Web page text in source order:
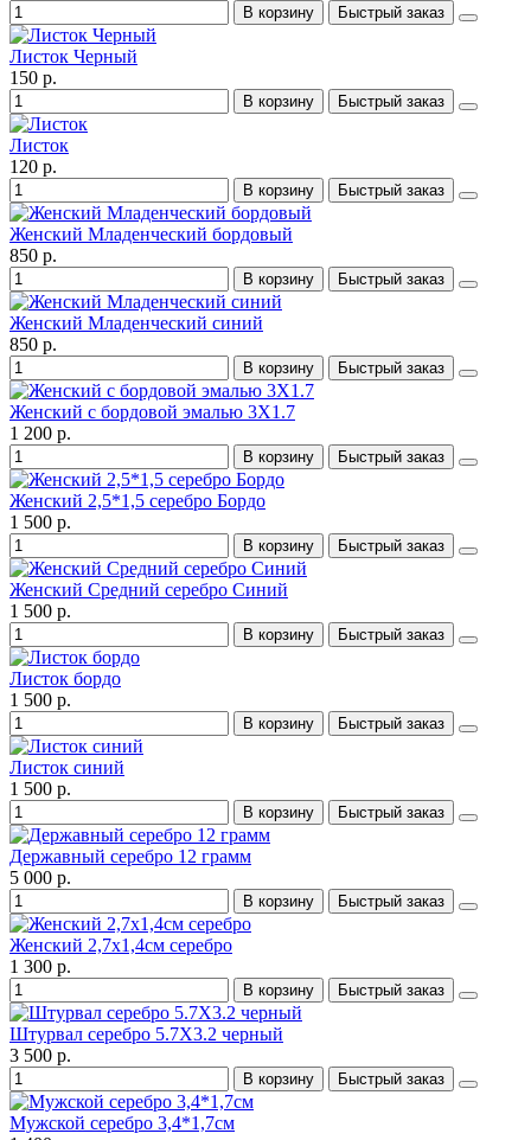
В корзину Быстрый заказ
Листок Черный
150 р.
В корзину Быстрый заказ
Листок
120 р.
В корзину Быстрый заказ
Женский Младенческий бордовый
850 р.
В корзину Быстрый заказ
Женский Младенческий синий
850 р.
В корзину Быстрый заказ
Женский с бордовой эмалью 3X1.7
1 200 р.
В корзину Быстрый заказ
Женский 2,5*1,5 серебро Бордо
1 500 р.
В корзину Быстрый заказ
Женский Средний серебро Синий
1 500 р.
В корзину Быстрый заказ
Листок бордо
1 500 р.
В корзину Быстрый заказ
Листок синий
1 500 р.
В корзину Быстрый заказ
Державный серебро 12 грамм
5 000 р.
В корзину Быстрый заказ
Женский 2,7x1,4см серебро
1 300 р.
В корзину Быстрый заказ
Штурвал серебро 5.7X3.2 черный
3 500 р.
В корзину Быстрый заказ
Мужской серебро 3,4*1,7см